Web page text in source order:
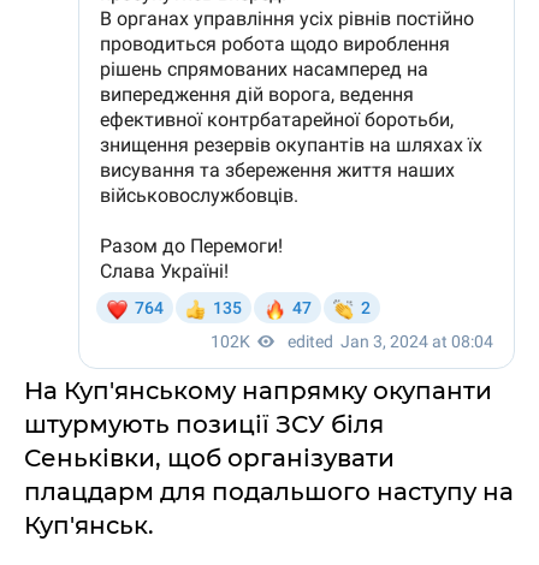
На Куп'янському напрямку окупанти
штурмують позиції ЗСУ біля
Сеньківки, щоб організувати
плацдарм для подальшого наступу на
Куп'янськ.